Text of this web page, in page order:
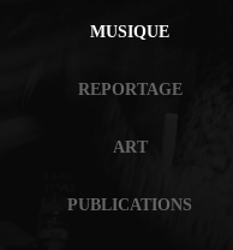
MUSIQUE
REPORTAGE
ART
PUBLICATIONS